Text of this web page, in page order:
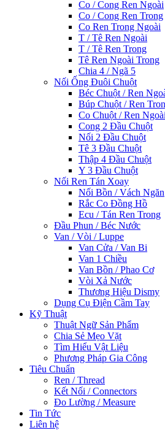
Co / Cong Ren Ngoài
Co / Cong Ren Trong
Co Ren Trong Ngoài
T / Tê Ren Ngoài
T / Tê Ren Trong
Tê Ren Ngoài Trong
Chia 4 / Ngã 5
Nối Ống Đuôi Chuột
Béc Chuột / Ren
Búp Chuột / Ren
Co Chuột / Ren Ngoài
Cong 2 Đầu Chuột
Nối 2 Đầu Chuột
Tê 3 Đầu Chuột
Thập 4 Đầu Chuột
Y 3 Đầu Chuột
Nối Ren Tán Xoay
Nối Bồn / Vách Ngăn
Rắc Co Đồng Hồ
Ecu / Tán Ren Trong
Đầu Phun / Béc Nước
Van / Vòi / Luppe
Van Cửa / Van Bi
Van 1 Chiều
Van Bồn / Phao Cơ
Vòi Xả Nước
Thương Hiệu Dismy
Dụng Cụ Điện Cầm Tay
Kỹ Thuật
Thuật Ngữ Sản Phẩm
Chia Sẻ Mẹo Vặt
Tìm Hiểu Vật Liệu
Phương Pháp Gia Công
Tiêu Chuẩn
Ren / Thread
Kết Nối / Connectors
Đo Lường / Measure
Tin Tức
Liên hệ